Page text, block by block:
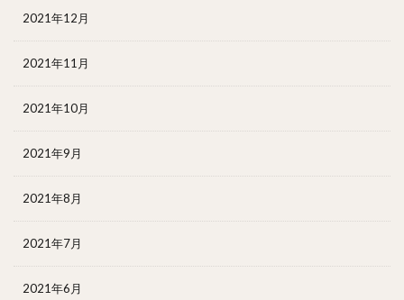
2021年12月
2021年11月
2021年10月
2021年9月
2021年8月
2021年7月
2021年6月